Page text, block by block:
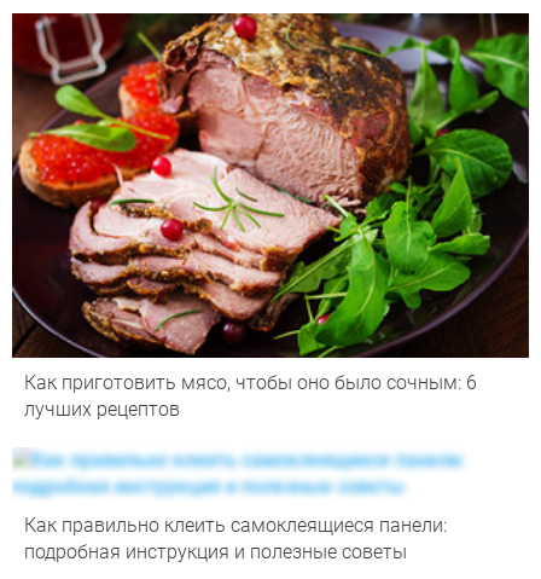
Как приготовить мясо, чтобы оно было сочным: 6
лучших рецептов
Как правильно клеить самоклеящиеся панели:
подробная инструкция и полезные советы